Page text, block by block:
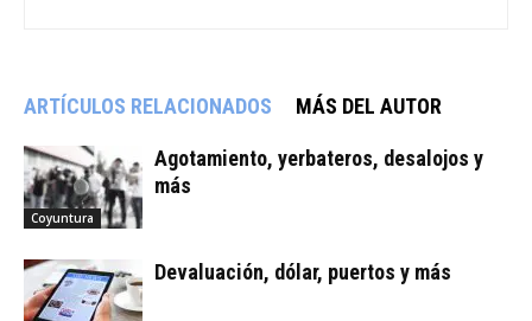
ARTÍCULOS RELACIONADOS MÁS DEL AUTOR
Coyuntura
Agotamiento, yerbateros, desalojos y
más
Devaluación, dólar, puertos y más